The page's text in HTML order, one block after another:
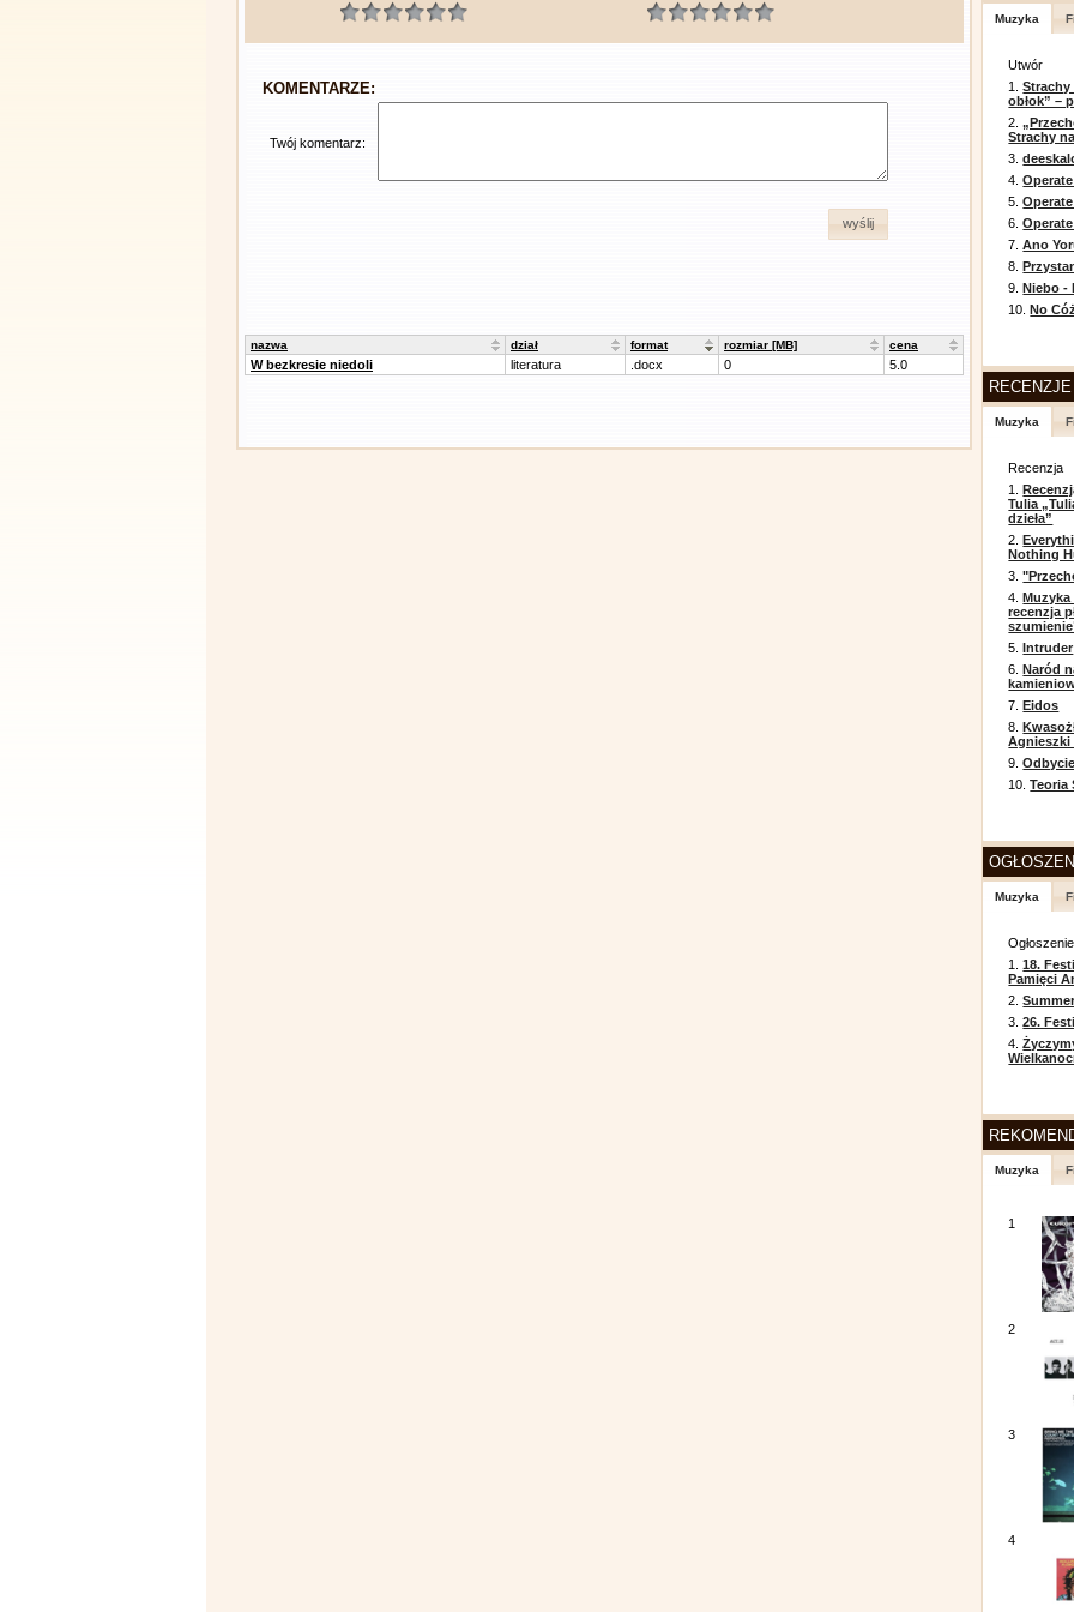
KOMENTARZE:
Twój komentarz:
wyślij
nazwa dział format rozmiar [MB] cena
W bezkresie niedoli literatura .docx 0 5.0
Muzyka
Utwór
1.Strachy
obłok” –
2.
Strachy
3.
4.
5.
6.
7.Ano
8.
9.Niebo -
10.No
Muzyka
Recenzja
1.
Tulia
dzieła”
2.
Nothing
3.
4.
recenzja
5.Intruder
6.Naród
7.Eidos
8.
Agnieszki
9.
10.Teoria
Muzyka
Ogłoszenie
1.18.
Pamięci
2.
3.26.
4.
Muzyka
1
2
3
4